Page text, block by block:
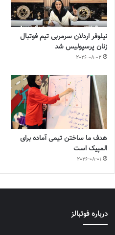
نیلوفر اردلان سرمربی تیم فوتبال
زنان پرسپولیس شد
2026-08-02
هدف ما ساختن تیمی آماده برای
المپیک است
2026-08-01
درباره فوتبالز